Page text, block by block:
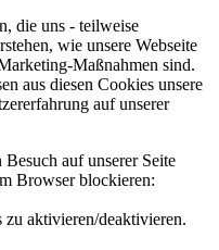
die uns - teilweise
wie unsere Webseite
Maßnahmen sind.
aus diesen Cookies unsere
auf unserer
auf unserer Seite
Browser blockieren:
aktivieren/deaktivieren.